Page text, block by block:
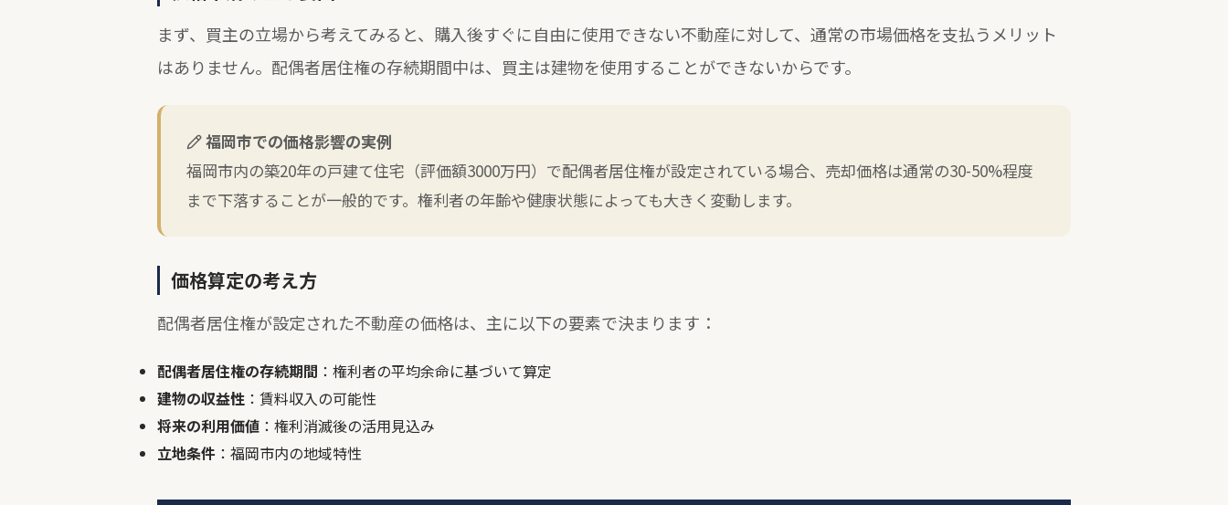
まず、買主の立場から考えてみると、購入後すぐに自由に使用できない不動産に対して、通常の市場価格を支払うメリット
はありません。配偶者居住権の存続期間中は、買主は建物を使用することができないからです。
福岡市での価格影響の実例
福岡市内の築20年の戸建て住宅（評価額3000万円）で配偶者居住権が設定されている場合、売却価格は通常の30-50%程度
まで下落することが一般的です。権利者の年齢や健康状態によっても大きく変動します。
価格算定の考え方
配偶者居住権が設定された不動産の価格は、主に以下の要素で決まります：
配偶者居住権の存続期間 ：権利者の平均余命に基づいて算定
建物の収益性 ：賃料収入の可能性
将来の利用価値 ：権利消滅後の活用見込み
立地条件 ：福岡市内の地域特性